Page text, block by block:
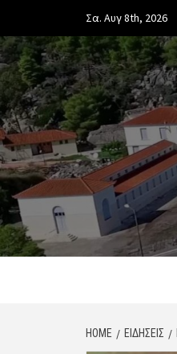
content
Σα. Αυγ 8th, 2026
HOME ΕΙΔΗΣΕΙΣ